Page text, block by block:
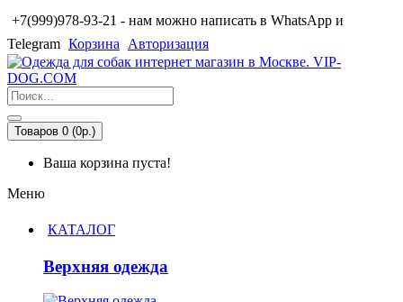
+7(999)978-93-21 - нам можно написать в WhatsApp и
Telegram Корзина Авторизация
Товаров 0 (0р.)
Ваша корзина пуста!
Меню
КАТАЛОГ
Верхняя одежда